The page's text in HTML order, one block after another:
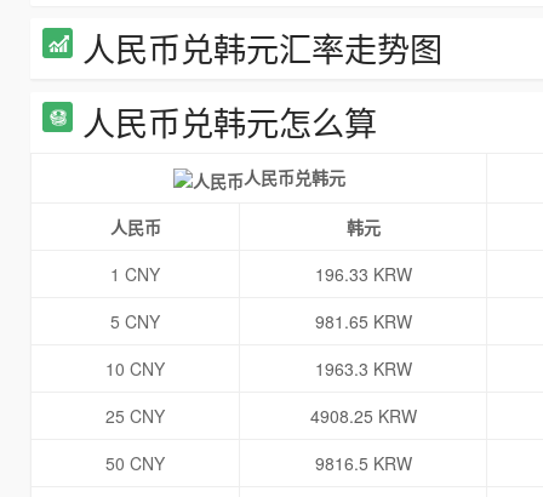
人民币兑韩元汇率走势图
人民币兑韩元怎么算
人民币兑韩元
人民币
韩元
1 CNY
196.33 KRW
5 CNY
981.65 KRW
10 CNY
1963.3 KRW
25 CNY
4908.25 KRW
50 CNY
9816.5 KRW